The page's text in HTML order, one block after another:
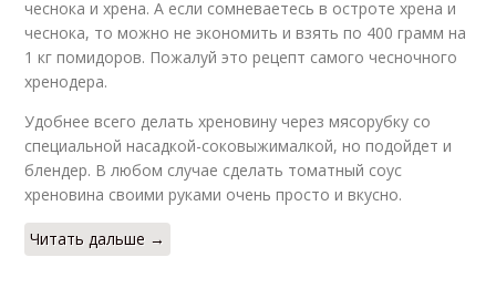
чеснока и хрена. А если сомневаетесь в остроте хрена и
чеснока, то можно не экономить и взять по 400 грамм на
1 кг помидоров. Пожалуй это рецепт самого чесночного
хренодера.
Удобнее всего делать хреновину через мясорубку со
специальной насадкой-соковыжималкой, но подойдет и
блендер. В любом случае сделать томатный соус
хреновина своими руками очень просто и вкусно.
Читать дальше →